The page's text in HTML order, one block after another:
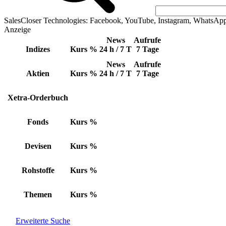
SalesCloser Technologies: Facebook, YouTube, Instagram,
Anzeige
Indizes Kurs %
News
24 h / 7 T
Aufrufe
7 Tage
Aktien Kurs %
News
24 h / 7 T
Aufrufe
7 Tage
Xetra-Orderbuch
Fonds Kurs %
Devisen Kurs %
Rohstoffe Kurs %
Themen Kurs %
Erweiterte Suche